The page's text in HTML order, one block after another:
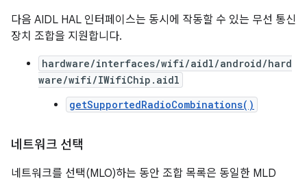
다음 AIDL HAL 인터페이스는 동시에 작동할 수 있는 무선 통신
장치 조합을 지원합니다.
hardware/interfaces/wifi/aidl/android/hard
ware/wifi/IWifiChip.aidl
getSupportedRadioCombinations()
네트워크 선택
네트워크를 선택(MLO)하는 동안 조합 목록은 동일한 MLD